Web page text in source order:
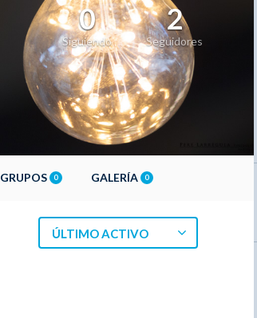
0
Siguiendo
2
Seguidores
GRUPOS 0 GALERÍA 0
ÚLTIMO ACTIVO